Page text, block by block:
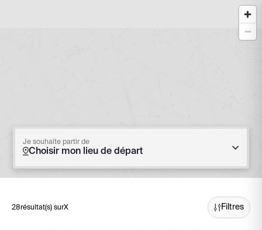
Je souhaite partir de
Choisir mon lieu de départ
28résultat(s) surX Filtres